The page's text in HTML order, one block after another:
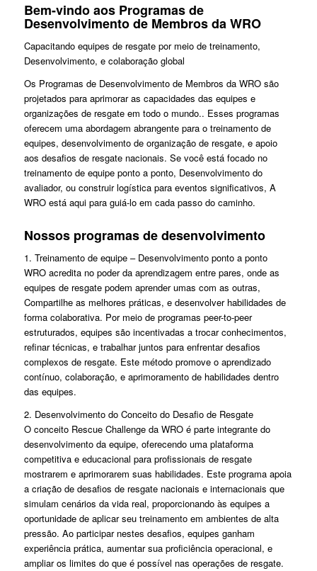
Bem-vindo aos Programas de
Desenvolvimento de Membros da WRO
Capacitando equipes de resgate por meio de treinamento,
Desenvolvimento, e colaboração global
Os Programas de Desenvolvimento de Membros da WRO são
projetados para aprimorar as capacidades das equipes e
organizações de resgate em todo o mundo.. Esses programas
oferecem uma abordagem abrangente para o treinamento de
equipes, desenvolvimento de organização de resgate, e apoio
aos desafios de resgate nacionais. Se você está focado no
treinamento de equipe ponto a ponto, Desenvolvimento do
avaliador, ou construir logística para eventos significativos, A
WRO está aqui para guiá-lo em cada passo do caminho.
Nossos programas de desenvolvimento
1. Treinamento de equipe – Desenvolvimento ponto a ponto
WRO acredita no poder da aprendizagem entre pares, onde as
equipes de resgate podem aprender umas com as outras,
Compartilhe as melhores práticas, e desenvolver habilidades de
forma colaborativa. Por meio de programas peer-to-peer
estruturados, equipes são incentivadas a trocar conhecimentos,
refinar técnicas, e trabalhar juntos para enfrentar desafios
complexos de resgate. Este método promove o aprendizado
contínuo, colaboração, e aprimoramento de habilidades dentro
das equipes.
2. Desenvolvimento do Conceito do Desafio de Resgate
O conceito Rescue Challenge da WRO é parte integrante do
desenvolvimento da equipe, oferecendo uma plataforma
competitiva e educacional para profissionais de resgate
mostrarem e aprimorarem suas habilidades. Este programa apoia
a criação de desafios de resgate nacionais e internacionais que
simulam cenários da vida real, proporcionando às equipes a
oportunidade de aplicar seu treinamento em ambientes de alta
pressão. Ao participar nestes desafios, equipes ganham
experiência prática, aumentar sua proficiência operacional, e
ampliar os limites do que é possível nas operações de resgate.